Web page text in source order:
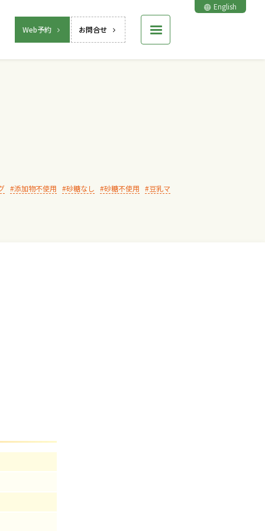
Web予約 お問合せ
English
添加物不使用 砂糖なし 砂糖不使用
豆乳マ